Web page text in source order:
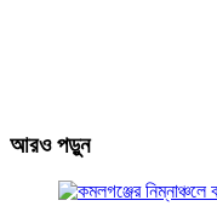
আরও পড়ুন